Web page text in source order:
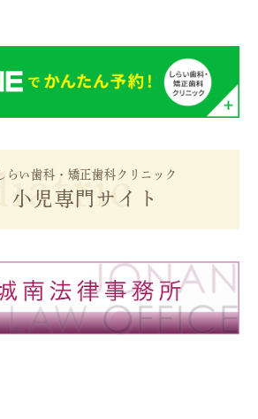
らい歯科・矯正歯科クリニック
小児専門サイト